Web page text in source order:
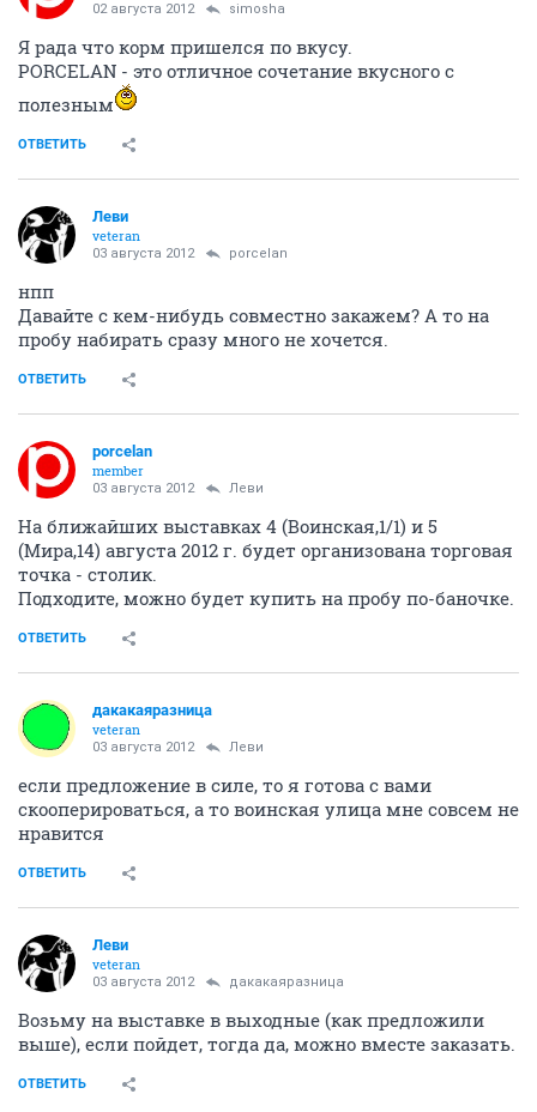
02 августа 2012 simosha
Я рада что корм пришелся по вкусу.
PORCELAN - это отличное сочетание вкусного с
полезным
ОТВЕТИТЬ
Леви
veteran
03 августа 2012 porcelan
нпп
Давайте с кем-нибудь совместно закажем? А то на
пробу набирать сразу много не хочется.
ОТВЕТИТЬ
porcelan
member
03 августа 2012 Леви
На ближайших выставках 4 (Воинская,1/1) и 5
(Мира,14) августа 2012 г. будет организована торговая
точка - столик.
Подходите, можно будет купить на пробу по-баночке.
ОТВЕТИТЬ
дакакаяразница
veteran
03 августа 2012 Леви
если предложение в силе, то я готова с вами
скооперироваться, а то воинская улица мне совсем не
нравится
ОТВЕТИТЬ
Леви
veteran
03 августа 2012 дакакаяразница
Возьму на выставке в выходные (как предложили
выше), если пойдет, тогда да, можно вместе заказать.
ОТВЕТИТЬ